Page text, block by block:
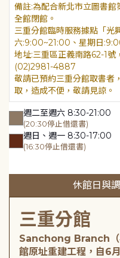
為配合新北市立圖書館
全館閉館。
三重分館臨時服務據點「光
六:9:00~21:00、星期日
地址:三重區正義南路62-1號
(02)2981-4887
敬請已預約三重分館取書者
取，造成不便，敬請見諒。
週二至週六 8:30-21:00
(20:30停止借還書)
週日、週一 8:30-17:00
(16:30停止借還書)
休館日與
三重分館
Sanchong Branch（
館原址重建工程，自6